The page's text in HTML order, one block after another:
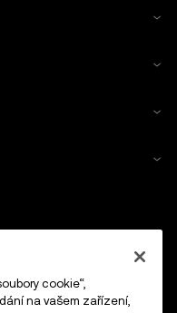
cookie“,
na vašem zařízení,